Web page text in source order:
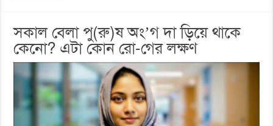
সকাল বেলা পু(রু)ষ অং’গ দা ড়িয়ে থাকে
কেনো? এটা কোন রো-গের লক্ষণ